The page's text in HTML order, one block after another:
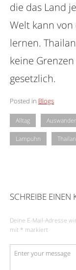
die das Land
Welt kann
lernen.
keine
gesetzlich.
Posted in Blogs
Alltag
Lampuhn
SCHREIBE
Deine E-Mail-Adresse
mit * markiert
Kommentar